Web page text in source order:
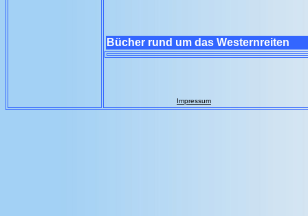
Bücher rund um das Westernreiten
Impressum